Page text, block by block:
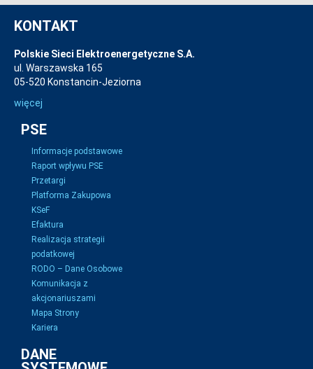
KONTAKT
Polskie Sieci Elektroenergetyczne S.A.
ul. Warszawska 165
05-520 Konstancin-Jeziorna
więcej
PSE
Informacje podstawowe
Raport wpływu PSE
Przetargi
Platforma Zakupowa
KSeF
Efaktura
Realizacja strategii
podatkowej
RODO – Dane Osobowe
Komunikacja z
akcjonariuszami
Mapa Strony
Kariera
DANE